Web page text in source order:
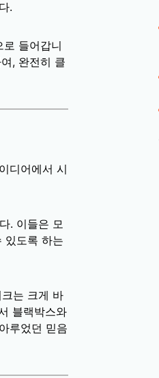
.
로 들어갑니
, 완전히 클
디어에서 시
. 이들은 모
있도록 하는
는 크게 바
블랙박스와
루었던 믿음